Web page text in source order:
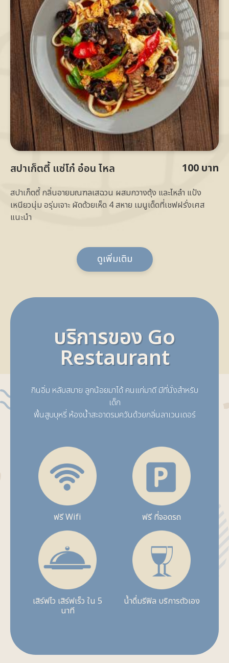
สปาเก็ตตี้ แซ่โก๋ อ๋อน ไหล 100 บาท
สปาเก็ตตี้ กลิ่นอายมณฑลเสฉวน ผสมกวางตุ้ง และไหลำ แป้ง
เหนียวนุ่ม อรุ่มเจาะ ผัดด้วยเห็ด 4 สหาย เมนูเด็ดที่เชฟฝรั่งเศส
แนะนำ
ดูเพิ่มเติม
บริการของ Go
Restaurant
กินอิ่ม หลับสบาย ลูกน้อยมาได้ คนแก่มาดี มีที่นั่งสำหรับ
เด็ก
พื้นสูบบุหรี่ ห้องน้ำสะอาดรมควันด้วยกลิ่นลาเวนเดอร์
ฟรี Wifi ฟรี ที่จอดรถ
เสิร์ฟไว เสิร์ฟเร็ว ใน 5
นาที
น้ำดื่มรีฟิล บริการตัวเอง